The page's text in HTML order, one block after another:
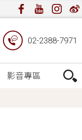
02-2388-7971
影音專區